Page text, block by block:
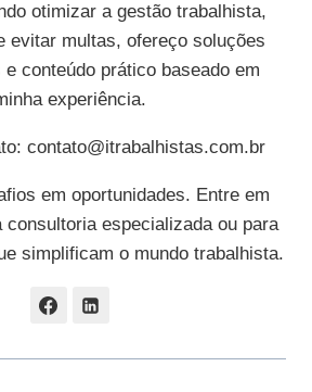
otimizar a gestão trabalhista,
evitar multas, ofereço soluções
conteúdo prático baseado em
experiência.
contato@itrabalhistas.com.br
em oportunidades. Entre em
consultoria especializada ou para
simplificam o mundo trabalhista.